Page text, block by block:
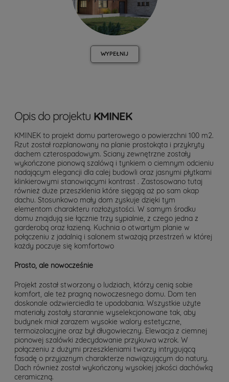
WYPEŁNIJ
Opis do projektu KMINEK
KMINEK to projekt domu parterowego o powierzchni 100 m2.
Rzut został rozplanowany na planie prostokąta i przykryty
dachem czterospadowym. Sciany zewnętrzne zostały
wykończone pionową szalówą i tynkiem o ciemnym odcieniu
nadającym elegancji dla calej budowli oraz jasnymi płytkami
klinkierowymi stanowiącymi kontrast . Zastosowano tutaj
również duże przeszklenia które sięgają aż po sam okap
dachu. Stosunkowo mały dom zyskuje dzięki tym
elementom charakteru rozłożystości. W samym środku
domu znajdują sie łącznie trzy sypialnie, z czego jedna z
garderobą oraz łazieną. Kuchnia o otwartym planie w
połączeniu z jadalnią i salonem stważają przestrzeń w której
każdy poczuje się komfortowo
Prosto, ale nowocześnie
Projekt został stworzony o ludziach, którzy cenią sobie
komfort, ale też pragną nowoczesnego domu. Dom ten
doskonale odzwierciedla te upodobania. Wszystkie użyte
materiały zostały starannie wyselekcjonowane tak, aby
budynek miał zarazem wysokie walory estetyczne,
termoizolacyjne oraz był długowieczny. Elewacja z ciemnej
pionowej szalówki zdecydowanie przykuwa wzrok. W
połączeniu z dużymi przeszkleniami tworzy intrygującą
fasadę o przyjaznym charakterze nawiązującym do natury.
Dach również został wykończony wysokiej jakości dachówką
ceramiczną.